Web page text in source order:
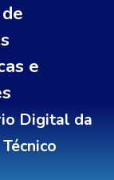
e
Digital da